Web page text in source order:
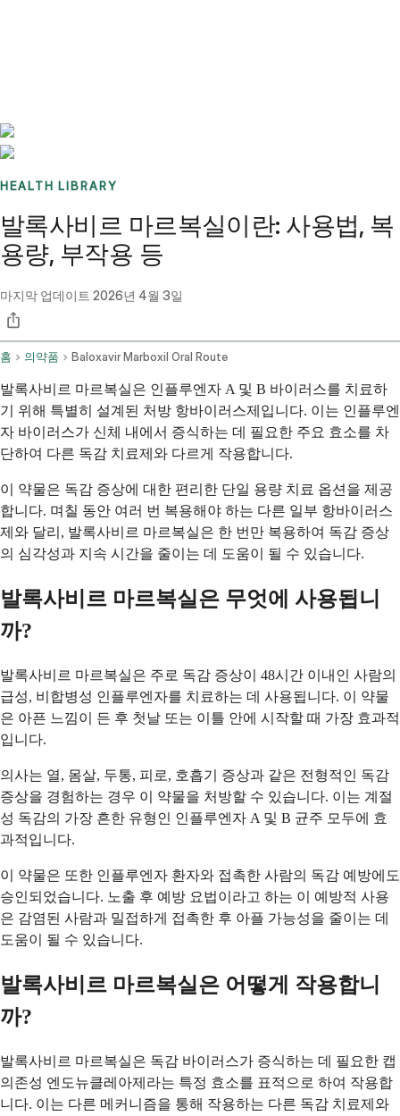
HEALTH LIBRARY
발록사비르 마르복실이란: 사용법, 복
용량, 부작용 등
마지막 업데이트 2026년 4월 3일
홈 의약품 Baloxavir Marboxil Oral Route
발록사비르 마르복실은 인플루엔자 A 및 B 바이러스를 치료하
기 위해 특별히 설계된 처방 항바이러스제입니다. 이는 인플루엔
자 바이러스가 신체 내에서 증식하는 데 필요한 주요 효소를 차
단하여 다른 독감 치료제와 다르게 작용합니다.
이 약물은 독감 증상에 대한 편리한 단일 용량 치료 옵션을 제공
합니다. 며칠 동안 여러 번 복용해야 하는 다른 일부 항바이러스
제와 달리, 발록사비르 마르복실은 한 번만 복용하여 독감 증상
의 심각성과 지속 시간을 줄이는 데 도움이 될 수 있습니다.
발록사비르 마르복실은 무엇에 사용됩니
까?
발록사비르 마르복실은 주로 독감 증상이 48시간 이내인 사람의
급성, 비합병성 인플루엔자를 치료하는 데 사용됩니다. 이 약물
은 아픈 느낌이 든 후 첫날 또는 이틀 안에 시작할 때 가장 효과적
입니다.
의사는 열, 몸살, 두통, 피로, 호흡기 증상과 같은 전형적인 독감
증상을 경험하는 경우 이 약물을 처방할 수 있습니다. 이는 계절
성 독감의 가장 흔한 유형인 인플루엔자 A 및 B 균주 모두에 효
과적입니다.
이 약물은 또한 인플루엔자 환자와 접촉한 사람의 독감 예방에도
승인되었습니다. 노출 후 예방 요법이라고 하는 이 예방적 사용
은 감염된 사람과 밀접하게 접촉한 후 아플 가능성을 줄이는 데
도움이 될 수 있습니다.
발록사비르 마르복실은 어떻게 작용합니
까?
발록사비르 마르복실은 독감 바이러스가 증식하는 데 필요한 캡
의존성 엔도뉴클레아제라는 특정 효소를 표적으로 하여 작용합
니다. 이는 다른 메커니즘을 통해 작용하는 다른 독감 치료제와